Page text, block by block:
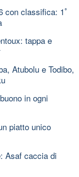
con classifica: 1ﾟ
tappa e
Atubolu e Todibo,
in ogni
piatto unico
Asaf caccia di